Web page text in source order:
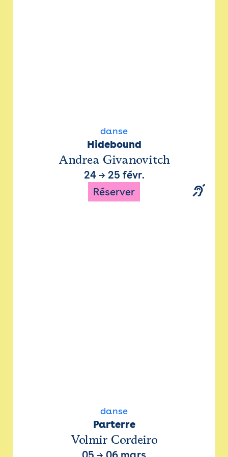
danse
Hidebound
Andrea Givanovitch
24→ 25 févr.
Réserver
danse
Parterre
Volmir Cordeiro